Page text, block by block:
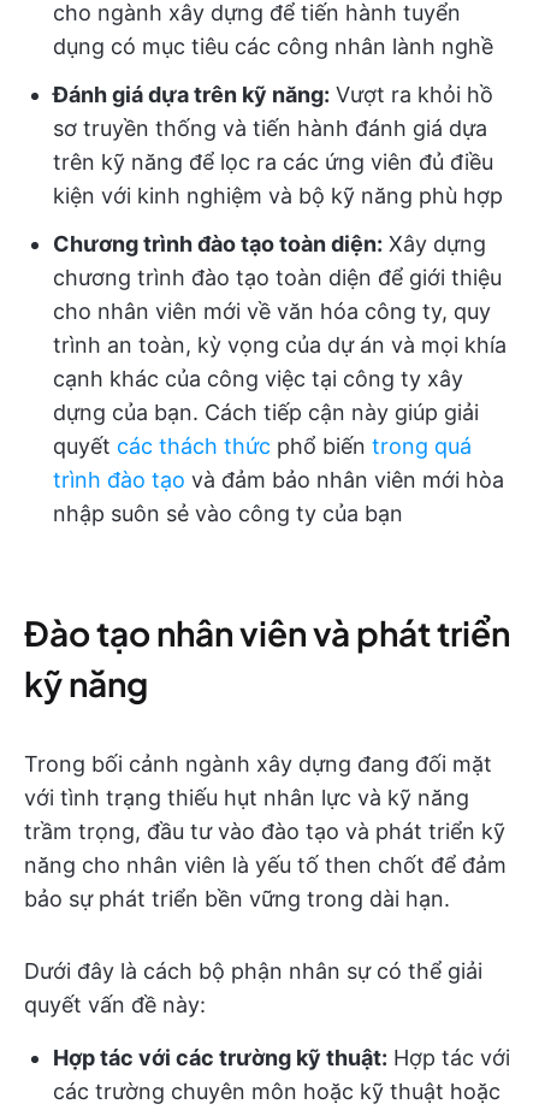
cho ngành xây dựng để tiến hành tuyển
dụng có mục tiêu các công nhân lành nghề
Đánh giá dựa trên kỹ năng: Vượt ra khỏi hồ
sơ truyền thống và tiến hành đánh giá dựa
trên kỹ năng để lọc ra các ứng viên đủ điều
kiện với kinh nghiệm và bộ kỹ năng phù hợp
Chương trình đào tạo toàn diện: Xây dựng
chương trình đào tạo toàn diện để giới thiệu
cho nhân viên mới về văn hóa công ty, quy
trình an toàn, kỳ vọng của dự án và mọi khía
cạnh khác của công việc tại công ty xây
dựng của bạn. Cách tiếp cận này giúp giải
quyết các thách thức phổ biến trong quá
trình đào tạo và đảm bảo nhân viên mới hòa
nhập suôn sẻ vào công ty của bạn
Đào tạo nhân viên và phát triển
kỹ năng
Trong bối cảnh ngành xây dựng đang đối mặt
với tình trạng thiếu hụt nhân lực và kỹ năng
trầm trọng, đầu tư vào đào tạo và phát triển kỹ
năng cho nhân viên là yếu tố then chốt để đảm
bảo sự phát triển bền vững trong dài hạn.
Dưới đây là cách bộ phận nhân sự có thể giải
quyết vấn đề này:
Hợp tác với các trường kỹ thuật: Hợp tác với
các trường chuyên môn hoặc kỹ thuật hoặc